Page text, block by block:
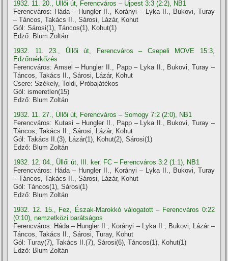
1932. 11. 20., Üllői út, Ferencváros – Újpest 3:3 (2:2), NB1
Ferencváros: Háda – Hungler II., Korányi – Lyka II., Bukovi, Turay
– Táncos, Takács II., Sárosi, Lázár, Kohut
Gól: Sárosi(1), Táncos(1), Kohut(1)
Edző: Blum Zoltán
1932. 11. 23., Üllői út, Ferencváros – Csepeli MOVE 15:3,
Edzőmérkőzés
Ferencváros: Amsel – Hungler II., Papp – Lyka II., Bukovi, Turay –
Táncos, Takács II., Sárosi, Lázár, Kohut
Csere: Székely, Toldi, Próbajátékos
Gól: ismeretlen(15)
Edző: Blum Zoltán
1932. 11. 27., Üllői út, Ferencváros – Somogy 7:2 (2:0), NB1
Ferencváros: Kutasi – Hungler II., Papp – Lyka II., Bukovi, Turay –
Táncos, Takács II., Sárosi, Lázár, Kohut
Gól: Takács II.(3), Lázár(1), Kohut(2), Sárosi(1)
Edző: Blum Zoltán
1932. 12. 04., Üllői út, III. ker. FC – Ferencváros 3:2 (1:1), NB1
Ferencváros: Háda – Hungler II., Korányi – Lyka II., Bukovi, Turay
– Táncos, Takács II., Sárosi, Lázár, Kohut
Gól: Táncos(1), Sárosi(1)
Edző: Blum Zoltán
1932. 12. 15., Fez, Észak-Marokkó válogatott – Ferencváros 0:22
(0:10), nemzetközi barátságos
Ferencváros: Háda – Hungler II., Korányi – Lyka II., Bukovi, Lázár –
Táncos, Takács II., Sárosi, Turay, Kohut
Gól: Turay(7), Takács II.(7), Sárosi(6), Táncos(1), Kohut(1)
Edző: Blum Zoltán